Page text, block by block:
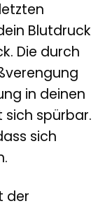
Blutdruck
Die durch
in deinen
sich spürbar.
sich
der